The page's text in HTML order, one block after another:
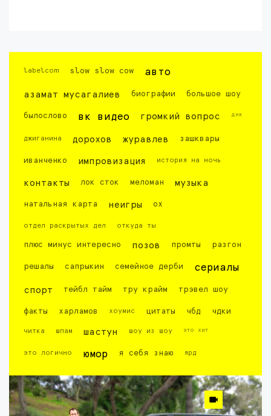
labelcom slow slow cow авто
азамат мусагалиев биографии большое шоу
былослово вк видео громкий вопрос днк
джиганина дорохов журавлев зашквары
иванченко импровизация история на ночь
контакты лок сток меломан музыка
натальная карта неигры ох
отдел раскрытых дел откуда ты
плюс минус интересно позов промты разгон
решалы сапрыкин семейное дерби сериалы
спорт тейбл тайм тру крайм трэвел шоу
факты харламов хоумис цитаты чбд чдки
читка шпам шастун шоу из шоу это хит
это логично юмор я себя знаю ярд